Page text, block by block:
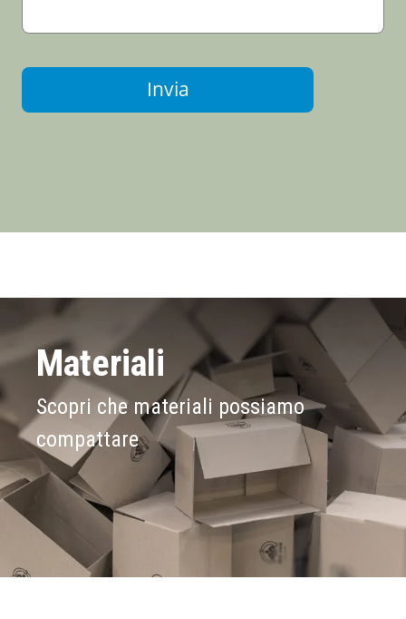
Invia
Materiali
Scopri che materiali possiamo
compattare